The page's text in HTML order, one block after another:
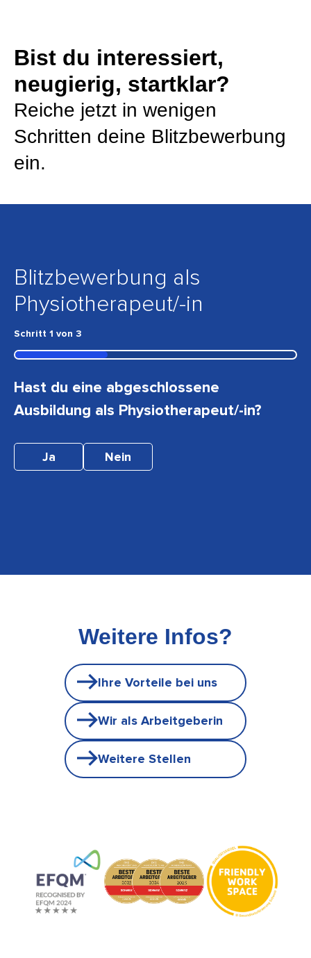
Bist du interessiert,
neugierig, startklar?
Reiche jetzt in wenigen
Schritten deine Blitzbewerbung
ein.
Blitzbewerbung als
Physiotherapeut/-in
Schritt 1 von 3
Hast du eine abgeschlossene
Ausbildung als Physiotherapeut/-in?
Ja Nein
Weitere Infos?
Ihre Vorteile bei uns
Wir als Arbeitgeberin
Weitere Stellen